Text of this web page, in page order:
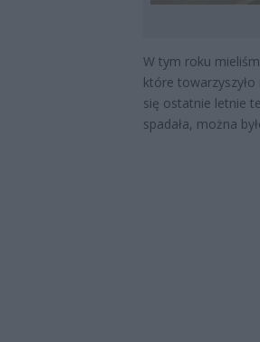
W tym roku
które towarzyszyło
się ostatnie letnie
spadała, można